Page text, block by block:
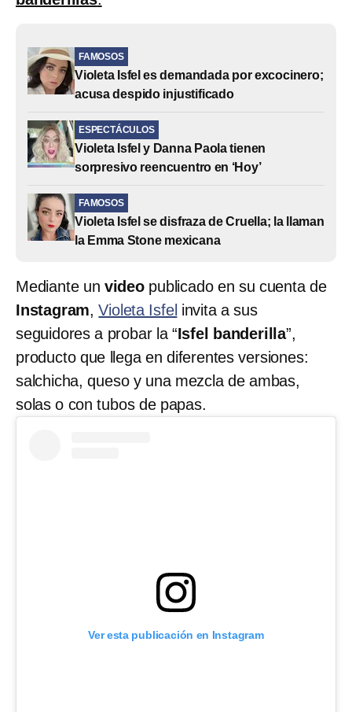
FAMOSOS
Violeta Isfel es demandada por excocinero;
acusa despido injustificado
ESPECTÁCULOS
Violeta Isfel y Danna Paola tienen
sorpresivo reencuentro en ‘Hoy’
FAMOSOS
Violeta Isfel se disfraza de Cruella; la llaman
la Emma Stone mexicana
Mediante un videopublicado en su cuenta de
Instagram,Violeta Isfel invita a sus
seguidores a probar la “Isfel banderilla”,
producto que llega en diferentes versiones:
salchicha, queso y una mezcla de ambas,
solas o con tubos de papas.
Ver esta publicación en Instagram